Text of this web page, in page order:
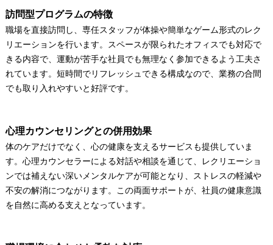
訪問型プログラムの特徴
職場を直接訪問し、専任スタッフが体操や簡単なゲーム形式のレク
リエーションを行います。スペースが限られたオフィスでも対応で
きる内容で、運動が苦手な社員でも無理なく参加できるよう工夫さ
れています。短時間でリフレッシュできる構成なので、業務の合間
でも取り入れやすいと好評です。
心理カウンセリングとの併用効果
体のケアだけでなく、心の健康を支えるサービスも提供していま
す。心理カウンセラーによる対話や相談を通じて、レクリエーショ
ンでは補えない深いメンタルケアが可能となり、ストレスの軽減や
不安の解消につながります。この両面サポートが、社員の健康意識
を自然に高める支えとなっています。